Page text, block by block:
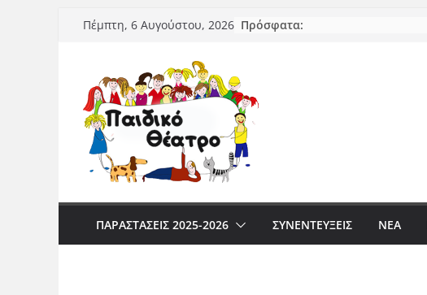
Μετάβαση
Πέμπτη, 6 Αυγούστου, 2026 Πρόσφατα:
ΠΑΡΑΣΤΆΣΕΙΣ 2025-2026 ΣΥΝΕΝΤΕΥΞΕΙΣ ΝΈΑ